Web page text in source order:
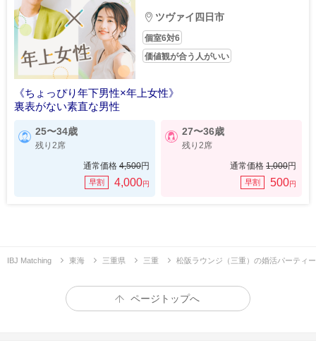
ツヴァイ四日市
個室6対6
価値観が合う人がいい
《ちょっぴり年下男性×年上女性》
裏表がない素直な男性
25〜34歳
残り2席
通常価格 4,500円
早割 4,000円
27〜36歳
残り2席
通常価格 1,000円
早割 500円
IBJ Matching 東海 三重県 三重 松阪ラウンジ（三重）の婚活パーティー
ページトップへ